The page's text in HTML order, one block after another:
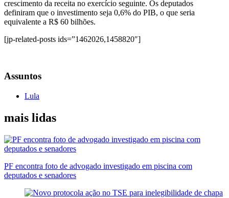
crescimento da receita no exercício seguinte. Os deputados
definiram que o investimento seja 0,6% do PIB, o que seria
equivalente a R$ 60 bilhões.
[jp-related-posts ids=”1462026,1458820″]
Assuntos
Lula
mais lidas
PF encontra foto de advogado investigado em piscina com
deputados e senadores